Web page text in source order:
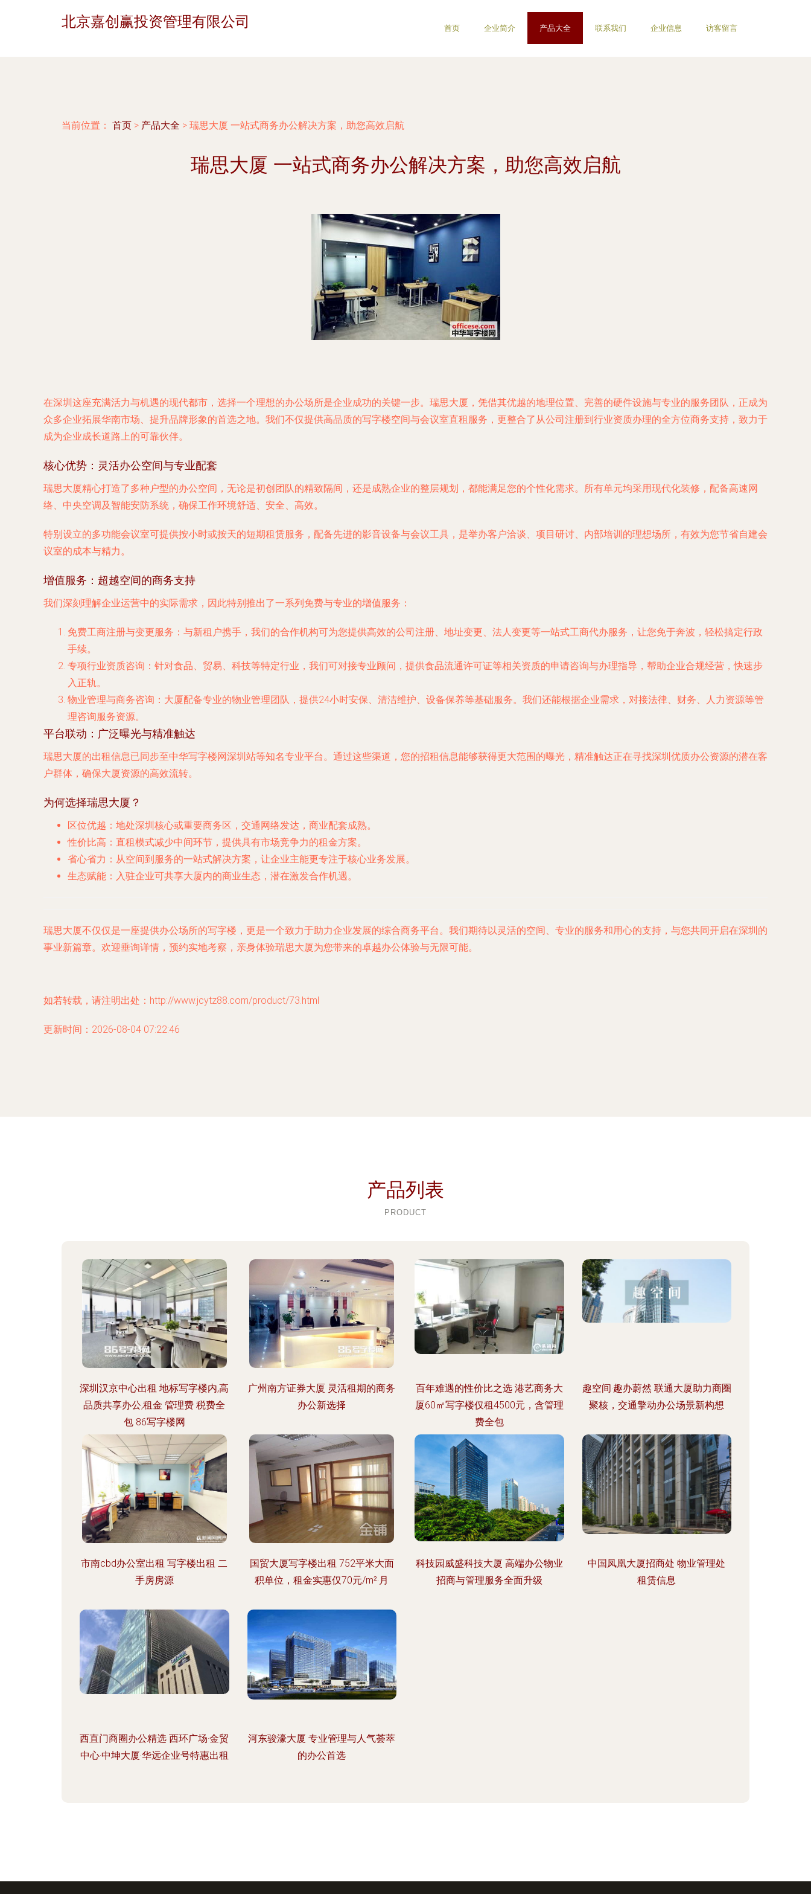
北京嘉创赢投资管理有限公司 首页 企业简介 产品大全 联系我们 企业信息 访客留言
当前位置： 首页 > 产品大全 > 瑞思大厦 一站式商务办公解决方案，助您高效启航
瑞思大厦 一站式商务办公解决方案，助您高效启航
在深圳这座充满活力与机遇的现代都市，选择一个理想的办公场所是企业成功的关键一步。瑞思大厦，凭借其优越的地理位置、完善的硬件设施与专业的服务团队，正成为
众多企业拓展华南市场、提升品牌形象的首选之地。我们不仅提供高品质的写字楼空间与会议室直租服务，更整合了从公司注册到行业资质办理的全方位商务支持，致力于
成为企业成长道路上的可靠伙伴。
核心优势：灵活办公空间与专业配套
瑞思大厦精心打造了多种户型的办公空间，无论是初创团队的精致隔间，还是成熟企业的整层规划，都能满足您的个性化需求。所有单元均采用现代化装修，配备高速网
络、中央空调及智能安防系统，确保工作环境舒适、安全、高效。
特别设立的多功能会议室可提供按小时或按天的短期租赁服务，配备先进的影音设备与会议工具，是举办客户洽谈、项目研讨、内部培训的理想场所，有效为您节省自建会
议室的成本与精力。
增值服务：超越空间的商务支持
我们深刻理解企业运营中的实际需求，因此特别推出了一系列免费与专业的增值服务：
免费工商注册与变更服务 ：与新租户携手，我们的合作机构可为您提供高效的公司注册、地址变更、法人变更等一站式工商代办服务，让您免于奔波，轻松搞定行政
手续。
专项行业资质咨询 ：针对食品、贸易、科技等特定行业，我们可对接专业顾问，提供食品流通许可证等相关资质的申请咨询与办理指导，帮助企业合规经营，快速步
入正轨。
物业管理与商务咨询 ：大厦配备专业的物业管理团队，提供24小时安保、清洁维护、设备保养等基础服务。我们还能根据企业需求，对接法律、财务、人力资源等管
理咨询服务资源。
平台联动：广泛曝光与精准触达
瑞思大厦的出租信息已同步至中华写字楼网深圳站等知名专业平台。通过这些渠道，您的招租信息能够获得更大范围的曝光，精准触达正在寻找深圳优质办公资源的潜在客
户群体，确保大厦资源的高效流转。
为何选择瑞思大厦？
区位优越 ：地处深圳核心或重要商务区，交通网络发达，商业配套成熟。
性价比高 ：直租模式减少中间环节，提供具有市场竞争力的租金方案。
省心省力 ：从空间到服务的一站式解决方案，让企业主能更专注于核心业务发展。
生态赋能 ：入驻企业可共享大厦内的商业生态，潜在激发合作机遇。
瑞思大厦不仅仅是一座提供办公场所的写字楼，更是一个致力于助力企业发展的综合商务平台。我们期待以灵活的空间、专业的服务和用心的支持，与您共同开启在深圳的
事业新篇章。欢迎垂询详情，预约实地考察，亲身体验瑞思大厦为您带来的卓越办公体验与无限可能。
如若转载，请注明出处：http://www.jcytz88.com/product/73.html
更新时间：2026-08-04 07:22:46
产品列表
PRODUCT
深圳汉京中心出租 地标写字楼内,高
品质共享办公,租金 管理费 税费全
包 86写字楼网
广州南方证券大厦 灵活租期的商务
办公新选择
百年难遇的性价比之选 港艺商务大
厦60㎡写字楼仅租4500元，含管理
费全包
趣空间·趣办蔚然 联通大厦助力商圈
聚核，交通擎动办公场景新构想
市南cbd办公室出租 写字楼出租 二
手房房源
国贸大厦写字楼出租 752平米大面
积单位，租金实惠仅70元/m²·月
科技园威盛科技大厦 高端办公物业
招商与管理服务全面升级
中国凤凰大厦招商处 物业管理处
租赁信息
西直门商圈办公精选 西环广场·金贸
中心·中坤大厦·华远企业号特惠出租
河东骏濠大厦 专业管理与人气荟萃
的办公首选